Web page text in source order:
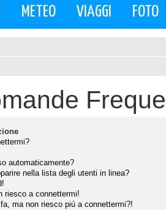
METEO VIAGGI FOTO
automaticamente?
nella lista degli utenti in linea?
riesco a connettermi!
ma non riesco piú a connettermi?!